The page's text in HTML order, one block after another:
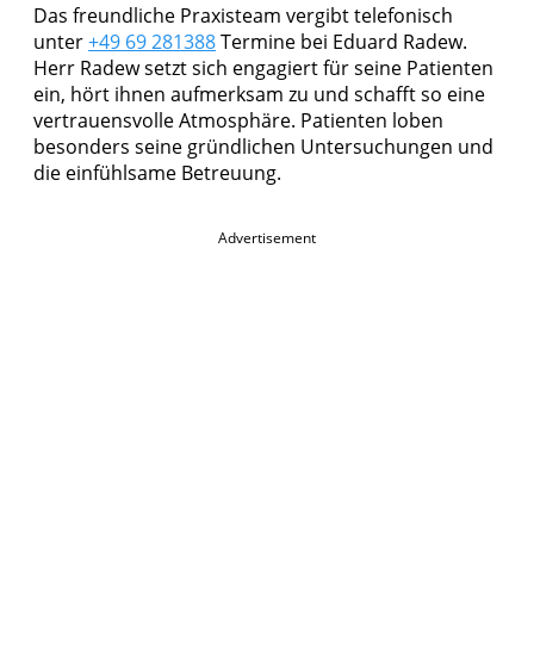
Das freundliche Praxisteam vergibt telefonisch
unter+49 69 281388Termine bei Eduard Radew.
Herr Radew setzt sich engagiert für seine Patienten
ein, hört ihnen aufmerksam zu und schafft so eine
vertrauensvolle Atmosphäre. Patienten loben
besonders seine gründlichen Untersuchungen und
die einfühlsame Betreuung.
Advertisement